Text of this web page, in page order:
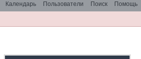
Помощь
Поиск
Пользователи
Календарь